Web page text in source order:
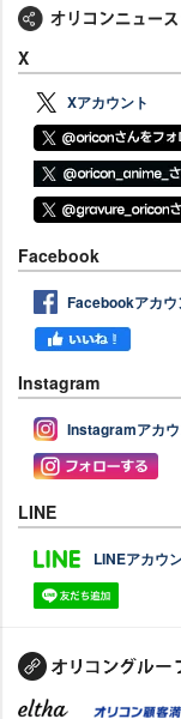
X
Xアカウント
Facebook
Facebookアカウ
Instagram
Instagramアカウ
LINE
LINEアカウ